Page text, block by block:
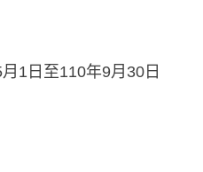
1日至110年9月30日